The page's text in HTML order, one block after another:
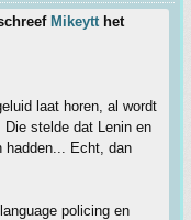
Mikeytthet
laat horen, al wordt
stelde dat Lenin en
hadden... Echt, dan
policing en